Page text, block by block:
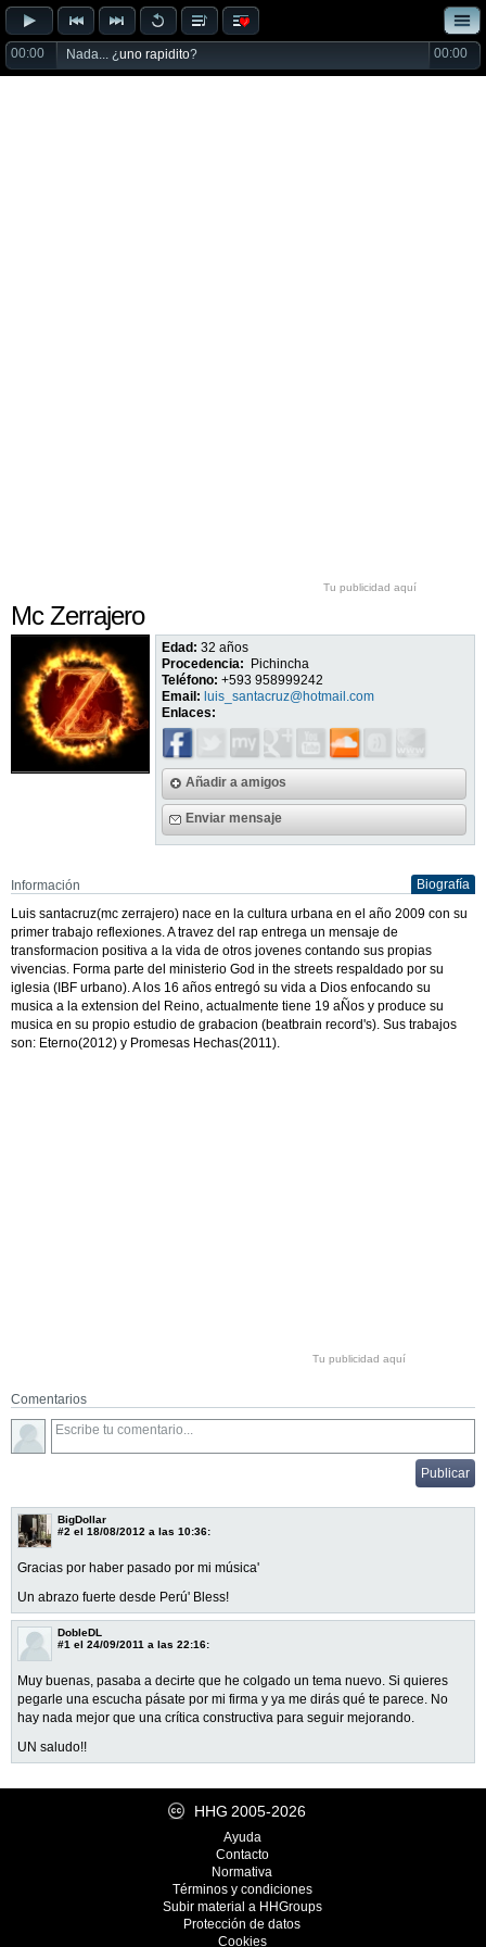
00:00 Nada... ¿uno rapidito? 00:00
Tu publicidad aquí
Mc Zerrajero
Edad: 32 años
Procedencia:
Pichincha
Teléfono: +593 958999242
Email: luis_santacruz@hotmail.com
Enlaces:
Añadir a amigos
Enviar mensaje
Información
Biografía
Luis santacruz(mc zerrajero) nace en la cultura urbana en el año 2009 con su
primer trabajo reflexiones. A travez del rap entrega un mensaje de
transformacion positiva a la vida de otros jovenes contando sus propias
vivencias. Forma parte del ministerio God in the streets respaldado por su
iglesia (IBF urbano). A los 16 años entregó su vida a Dios enfocando su
musica a la extension del Reino, actualmente tiene 19 aÑos y produce su
musica en su propio estudio de grabacion (beatbrain record's). Sus trabajos
son: Eterno(2012) y Promesas Hechas(2011).
Tu publicidad aquí
Comentarios
BigDollar
#2 el 18/08/2012 a las 10:36:
Gracias por haber pasado por mi música'
Un abrazo fuerte desde Perú' Bless!
DobleDL
#1 el 24/09/2011 a las 22:16:
Muy buenas, pasaba a decirte que he colgado un tema nuevo. Si quieres
pegarle una escucha pásate por mi firma y ya me dirás qué te parece. No
hay nada mejor que una crítica constructiva para seguir mejorando.
UN saludo!!
HHG 2005-2026
Ayuda
Contacto
Normativa
Términos y condiciones
Subir material a HHGroups
Protección de datos
Cookies